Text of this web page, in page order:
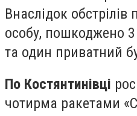
Внаслідок
особу, пошкоджено
та один приватний
По Костянтинівці
чотирма ракетами